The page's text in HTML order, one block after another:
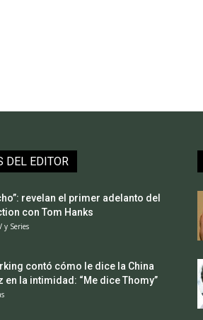
DEL EDITOR
revelan el primer adelanto del
con Tom Hanks
y Series
contó cómo le dice la China
en la intimidad: “Me dice Thomy”